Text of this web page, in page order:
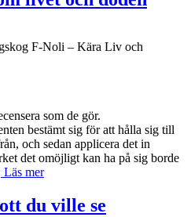
F-Noli – Kära Liv och
som de gör.
bestämt sig för att hålla sig till
och sedan applicera det in
det omöjligt kan ha på sig borde
Läs mer
du ville se